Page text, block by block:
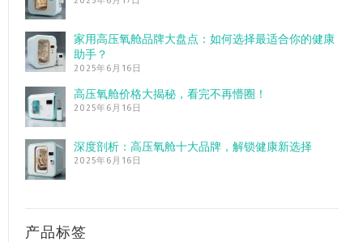
家用高压氧舱品牌大盘点：如何选择最适合你的健康
助手？
2025年6月16日
高压氧舱价格大揭秘，看完不再懵圈！
2025年6月16日
深度剖析：高压氧舱十大品牌，解锁健康新选择
2025年6月16日
产品标签